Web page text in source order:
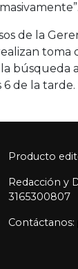
de la
búsqueda
de la
Producto
Redacción y
3165300807